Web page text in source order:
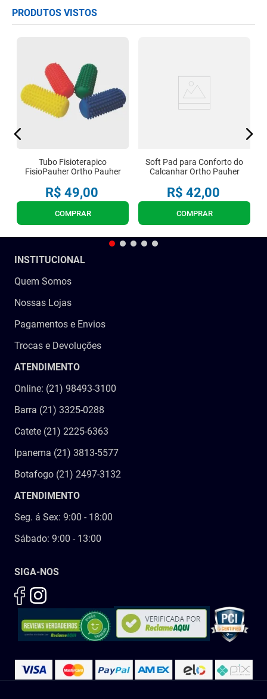
PRODUTOS VISTOS
Tubo Fisioterapico
FisioPauher Ortho Pauher
R$ 49,00
COMPRAR
Soft Pad para Conforto do
Calcanhar Ortho Pauher
R$ 42,00
COMPRAR
INSTITUCIONAL
Quem Somos
Nossas Lojas
Pagamentos e Envios
Trocas e Devoluções
ATENDIMENTO
Online: (21) 98493-3100
Barra (21) 3325-0288
Catete (21) 2225-6363
Ipanema (21) 3813-5577
Botafogo (21) 2497-3132
ATENDIMENTO
Seg. á Sex: 9:00 - 18:00
Sábado: 9:00 - 13:00
SIGA-NOS